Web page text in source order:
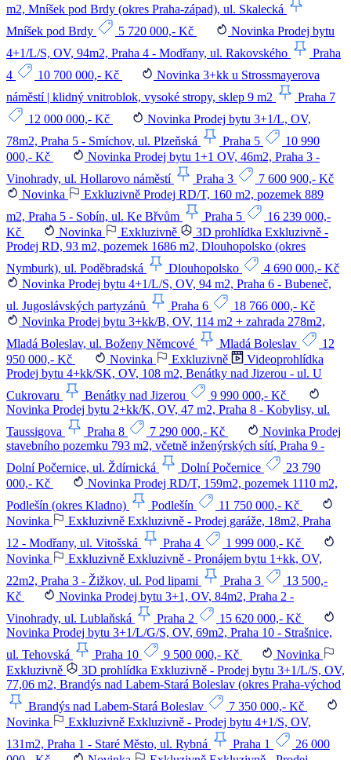
m2, Mníšek pod Brdy (okres Praha-západ), ul. Skalecká
Mníšek pod Brdy
5 720 000,- Kč Novinka Prodej bytu
4+1/L/S, OV, 94m2, Praha 4 - Modřany, ul. Rakovského
Praha
4
10 700 000,- Kč Novinka 3+kk u Strossmayerova
náměstí | klidný vnitroblok, vysoké stropy, sklep 9 m2
Praha 7
12 000 000,- Kč
Novinka Prodej bytu 3+1/L, OV,
78m2, Praha 5 - Smíchov, ul. Plzeňská
Praha 5
10 990
000,- Kč
Novinka Prodej bytu 1+1 OV, 46m2, Praha 3 -
Vinohrady, ul. Hollarovo náměstí
Praha 3
7 600 900,- Kč
Novinka
Exkluzivně Prodej RD/T, 160 m2, pozemek 889
m2, Praha 5 - Sobín, ul. Ke Břvům
Praha 5
16 239 000,-
Kč
Novinka Exkluzivně 3D prohlídka Exkluzivně -
Prodej RD, 93 m2, pozemek 1686 m2, Dlouhopolsko (okres
Nymburk), ul. Poděbradská
Dlouhopolsko
4 690 000,- Kč
Novinka Prodej bytu 4+1/L/S, OV, 94 m2, Praha 6 - Bubeneč,
ul. Jugoslávských partyzánů
Praha 6
18 766 000,- Kč
Novinka Prodej bytu 3+kk/B, OV, 114 m2 + zahrada 278m2,
Mladá Boleslav, ul. Boženy Němcové
Mladá Boleslav
12
950 000,- Kč
Novinka Exkluzivně
Videoprohlídka
Prodej bytu 4+kk/SK, OV, 108 m2, Benátky nad Jizerou - ul. U
Cukrovaru
Benátky nad Jizerou
9 990 000,- Kč
Novinka Prodej bytu 2+kk/K, OV, 47 m2, Praha 8 - Kobylisy, ul.
Taussigova
Praha 8 7 290 000,- Kč Novinka Prodej
stavebního pozemku 793 m2, včetně inženýrských sítí, Praha 9 -
Dolní Počernice, ul. Ždírnická
Dolní Počernice
23 790
000,- Kč
Novinka Prodej RD/T, 159m2, pozemek 1110 m2,
Podlešín (okres Kladno)
Podlešín
11 750 000,- Kč
Novinka
Exkluzivně Exkluzivně - Prodej garáže, 18m2, Praha
12 - Modřany, ul. Vitošská
Praha 4
1 999 000,- Kč
Novinka
Exkluzivně Exkluzivně - Pronájem bytu 1+kk, OV,
22m2, Praha 3 - Žižkov, ul. Pod lipami
Praha 3
13 500,-
Kč
Novinka Prodej bytu 3+1, OV, 84m2, Praha 2 -
Vinohrady, ul. Lublaňská
Praha 2
15 620 000,- Kč
Novinka Prodej bytu 3+1/L/G/S, OV, 69m2, Praha 10 - Strašnice,
ul. Tehovská
Praha 10 9 500 000,- Kč
Novinka
Exkluzivně
3D prohlídka Exkluzivně - Prodej bytu 3+1/L/S, OV,
77,06 m2, Brandýs nad Labem-Stará Boleslav (okres Praha-východ
Brandýs nad Labem-Stará Boleslav
7 350 000,- Kč
Novinka
Exkluzivně Exkluzivně - Prodej bytu 4+1/S, OV,
131m2, Praha 1 - Staré Město, ul. Rybná
Praha 1
26 000